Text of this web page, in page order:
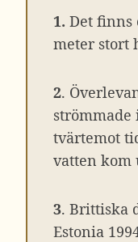
1. Det finns
meter stort
2.
tvärtemot
vatten kom
3. Brittiska
Estonia